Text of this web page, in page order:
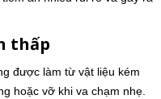
thấp
được làm từ vật liệu kém
hoặc vỡ khi va chạm nhẹ.